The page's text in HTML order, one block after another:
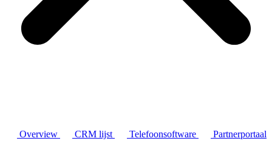
Overview CRM lijst Telefoonsoftware
Partnerportaal